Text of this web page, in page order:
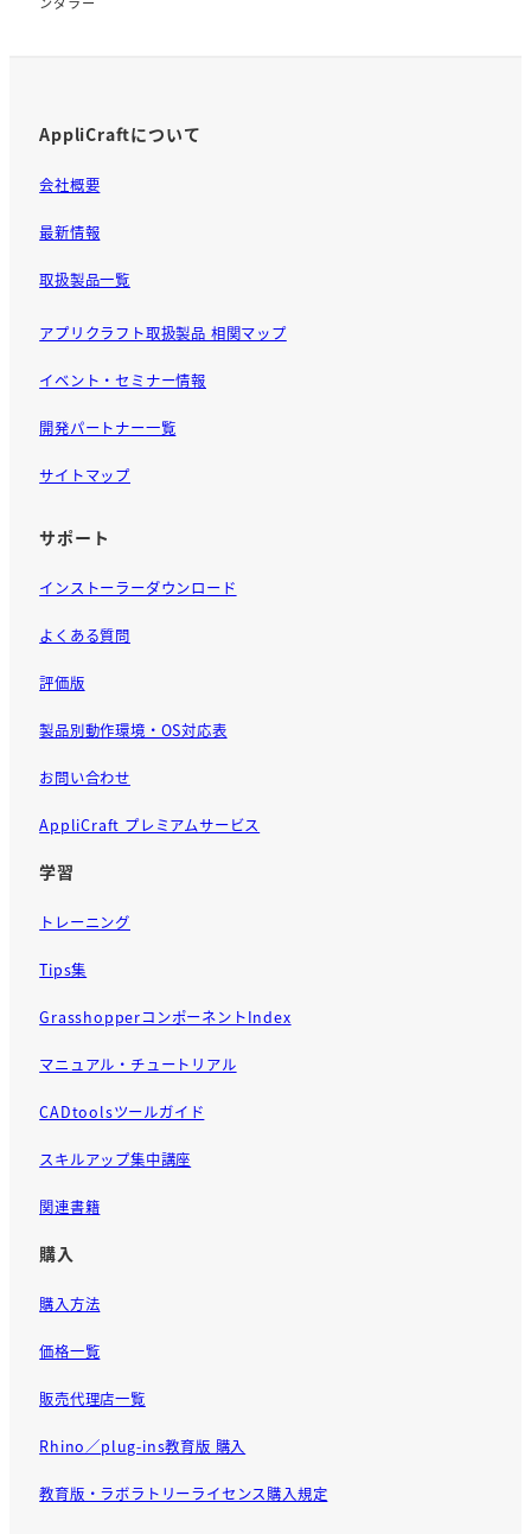
o
AppliCraftについて
会社概要
最新情報
取扱製品一覧
アプリクラフト取扱製品 相関マップ
イベント・セミナー情報
開発パートナー一覧
サイトマップ
サポート
インストーラーダウンロード
よくある質問
評価版
製品別動作環境・OS対応表
お問い合わせ
AppliCraft プレミアムサービス
学習
トレーニング
Tips集
GrasshopperコンポーネントIndex
マニュアル・チュートリアル
CADtoolsツールガイド
スキルアップ集中講座
関連書籍
購入
購入方法
価格一覧
販売代理店一覧
Rhino／plug-ins教育版 購入
教育版・ラボラトリーライセンス購入規定